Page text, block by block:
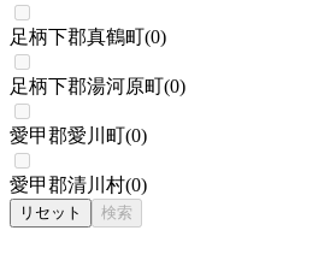
足柄下郡真鶴町(0)
足柄下郡湯河原町(0)
愛甲郡愛川町(0)
愛甲郡清川村(0)
リセット 検索